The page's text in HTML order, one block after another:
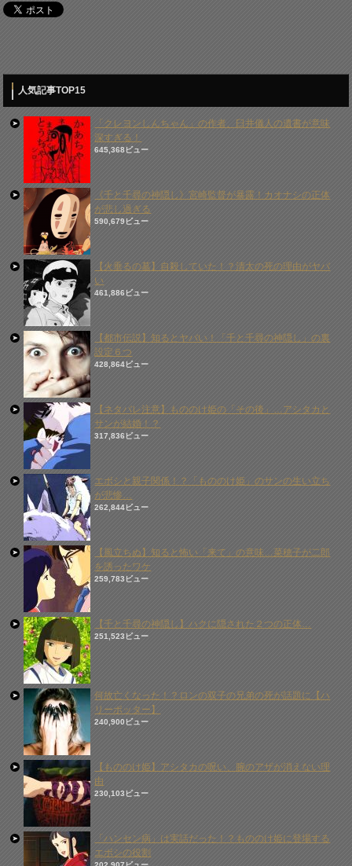
人気記事TOP15
「クレヨンしんちゃん」の作者、臼井儀人の遺書が意味
深すぎる！
645,368ビュー
《千と千尋の神隠し》宮崎監督が暴露！カオナシの正体
が悲し過ぎる
590,679ビュー
【火垂るの墓】自殺していた！？清太の死の理由がヤバ
い
461,886ビュー
【都市伝説】知るとヤバい！「千と千尋の神隠し」の裏
設定６つ
428,864ビュー
【ネタバレ注意】もののけ姫の「その後」…アシタカと
サンが結婚！？
317,836ビュー
エボシと親子関係！？「もののけ姫」のサンの生い立ち
が悲惨…
262,844ビュー
【風立ちぬ】知ると怖い「来て」の意味…菜穂子が二郎
を誘ったワケ
259,783ビュー
【千と千尋の神隠し】ハクに隠された２つの正体…
251,523ビュー
何故亡くなった！？ロンの双子の兄弟の死が話題に【ハ
リーポッター】
240,900ビュー
【もののけ姫】アシタカの呪い、腕のアザが消えない理
由
230,103ビュー
「ハンセン病」は実話だった！？もののけ姫に登場する
エボシの役割